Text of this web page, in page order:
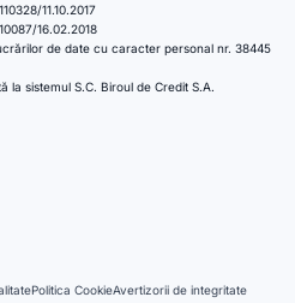
11.10.2017
16.02.2018
de date cu caracter personal nr. 38445
la sistemul S.C. Biroul de Credit S.A.
Politica CookieAvertizorii de integritate